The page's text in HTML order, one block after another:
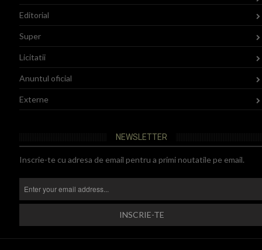
Editorial
Super
Licitatii
Anuntul oficial
Externe
NEWSLETTER
Inscrie-te cu adresa de email pentru a primi noutatile pe email.